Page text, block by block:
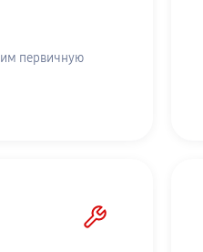
первичную